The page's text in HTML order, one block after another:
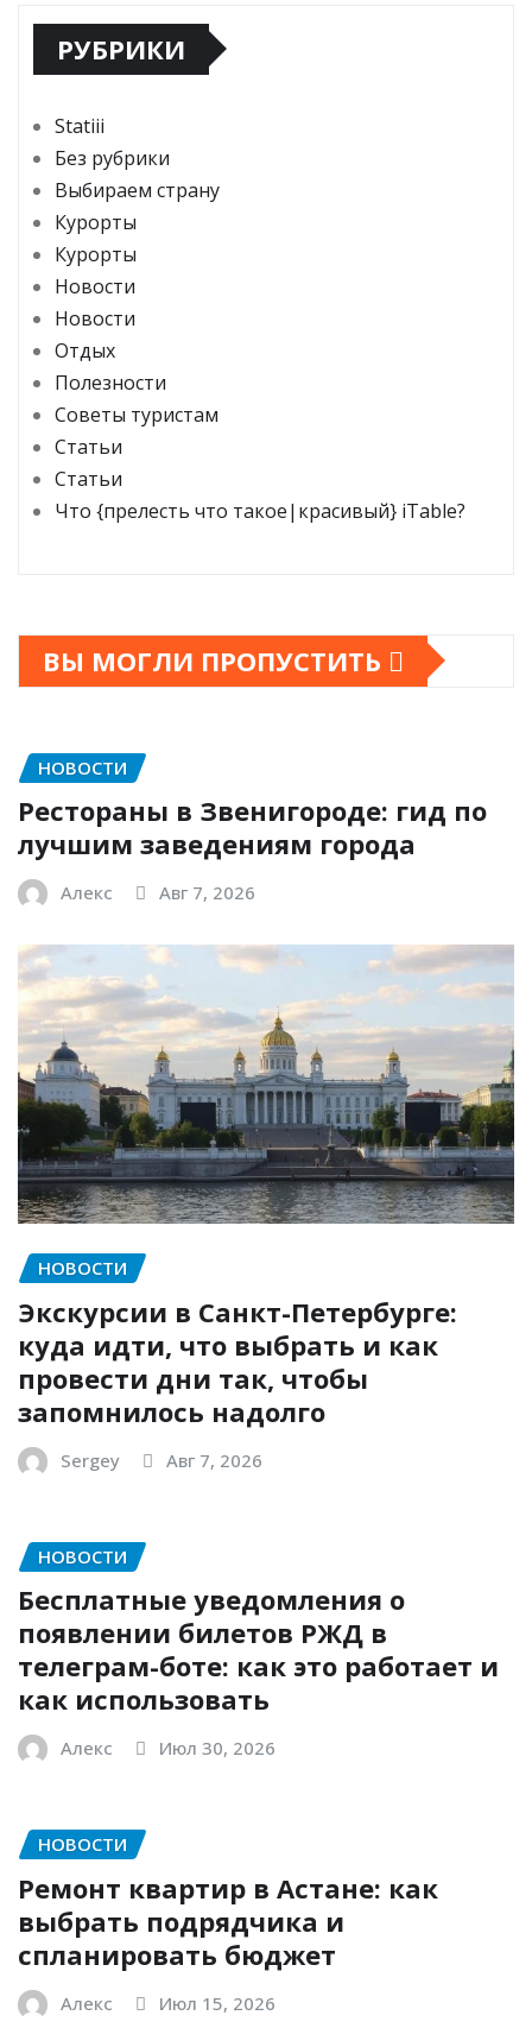
РУБРИКИ
Statiii
Без рубрики
Выбираем страну
Курорты
Курорты
Новости
Новости
Отдых
Полезности
Советы туристам
Статьи
Статьи
Что {прелесть что такое|красивый} iTable?
ВЫ МОГЛИ ПРОПУСТИТЬ
НОВОСТИ
Рестораны в Звенигороде: гид по
лучшим заведениям города
Алекс Авг 7, 2026
НОВОСТИ
Экскурсии в Санкт-Петербурге:
куда идти, что выбрать и как
провести дни так, чтобы
запомнилось надолго
Sergey Авг 7, 2026
НОВОСТИ
Бесплатные уведомления о
появлении билетов РЖД в
телеграм-боте: как это работает и
как использовать
Алекс Июл 30, 2026
НОВОСТИ
Ремонт квартир в Астане: как
выбрать подрядчика и
спланировать бюджет
Алекс Июл 15, 2026